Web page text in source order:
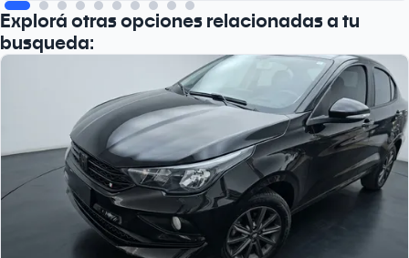
Explorá otras opciones relacionadas a tu
busqueda: